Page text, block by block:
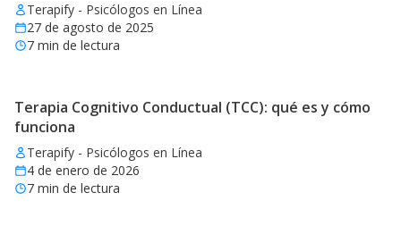
Terapify - Psicólogos en Línea
27 de agosto de 2025
7 min de lectura
Terapia Cognitivo Conductual (TCC): qué es y cómo
funciona
Terapify - Psicólogos en Línea
4 de enero de 2026
7 min de lectura